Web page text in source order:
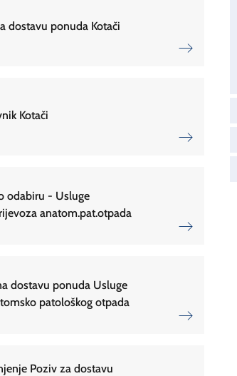
dostavu ponuda Kotači
Kotači
odabiru - Usluge
anatom.pat.otpada
dostavu ponuda Usluge
patološkog otpada
Poziv za dostavu